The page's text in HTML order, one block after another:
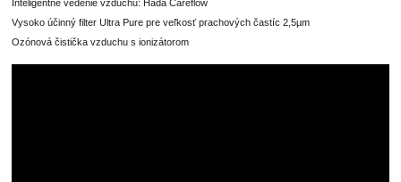
Inteligentné vedenie vzduchu: Hada Careflow
Vysoko účinný filter Ultra Pure pre veľkosť prachových častíc 2,5µm
Ozónová čistička vzduchu s ionizátorom